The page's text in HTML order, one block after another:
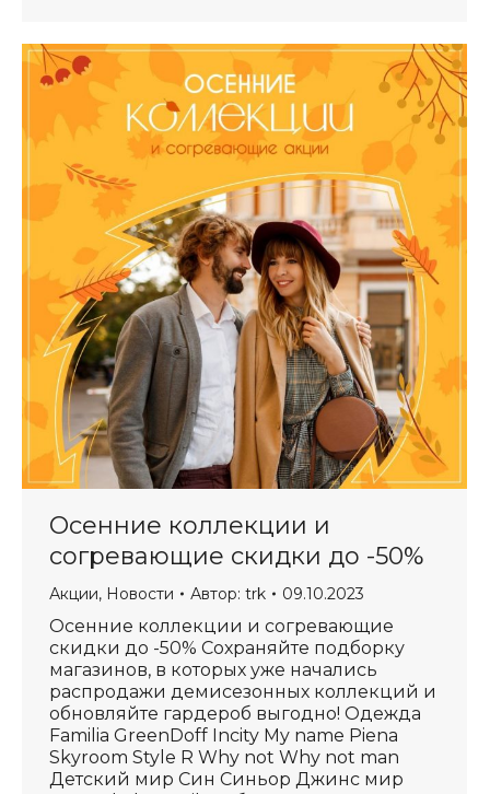
Осенние коллекции и
согревающие скидки до -50%
Акции, Новости Автор: trk 09.10.2023
Осенние коллекции и согревающие
скидки до -50% Сохраняйте подборку
магазинов, в которых уже начались
распродажи демисезонных коллекций и
обновляйте гардероб выгодно! Одежда
Familia GreenDoff Incity My name Piena
Skyroom Style R Why not Why not man
Детский мир Син Синьор Джинс мир